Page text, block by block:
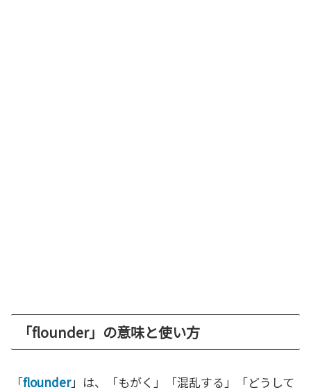
「flounder」の意味と使い方
「flounder」は、「もがく」「混乱する」「どうして